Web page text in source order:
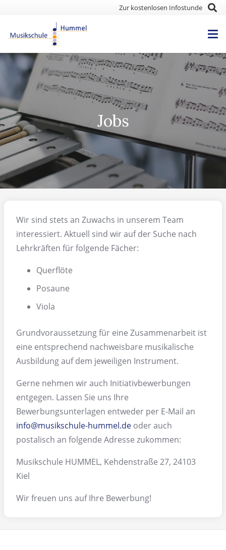
Zur kostenlosen Infostunde
Jobs
Wir sind stets an Zuwachs in unserem Team
interessiert. Aktuell sind wir auf der Suche nach
Lehrkräften für folgende Fächer:
Querflöte
Posaune
Viola
Grundvoraussetzung für eine Zusammenarbeit ist
eine entsprechend nachweisbare musikalische
Ausbildung auf dem jeweiligen Instrument.
Gerne nehmen wir auch Initiativbewerbungen
entgegen. Lassen Sie uns Ihre
Bewerbungsunterlagen entweder per E-Mail an
info@musikschule-hummel.de oder auch
postalisch an folgende Adresse zukommen:
Musikschule HUMMEL, Kehdenstraße 27, 24103
Kiel
Wir freuen uns auf Ihre Bewerbung!